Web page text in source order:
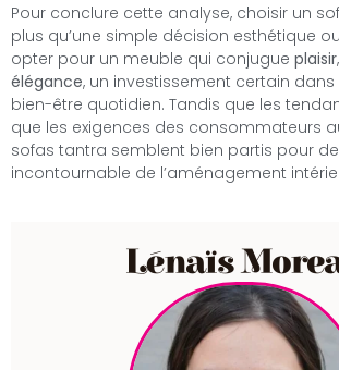
Pour conclure cette analyse, choisir un
plus qu’une simple décision esthétique
opter pour un meuble qui conjugue plaisir,
élégance, un investissement certain dans
bien-être quotidien. Tandis que les
que les exigences des consommateurs
sofas tantra semblent bien partis pour
incontournable de l’aménagement
Lénaïs